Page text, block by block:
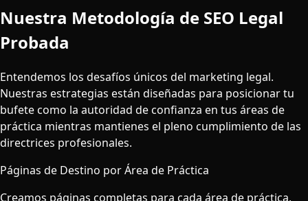
Nuestra Metodología de SEO Legal
Probada
Entendemos los desafíos únicos del marketing legal.
Nuestras estrategias están diseñadas para posicionar tu
bufete como la autoridad de confianza en tus áreas de
práctica mientras mantienes el pleno cumplimiento de las
directrices profesionales.
Páginas de Destino por Área de Práctica
Creamos páginas completas para cada área de práctica,